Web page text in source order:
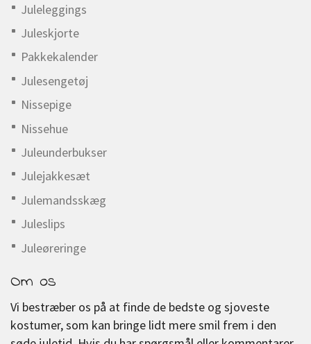
Juleleggings
Juleskjorte
Pakkekalender
Julesengetøj
Nissepige
Nissehue
Juleunderbukser
Julejakkesæt
Julemandsskæg
Juleslips
Juleøreringe
Om os
Vi bestræber os på at finde de bedste og sjoveste
kostumer, som kan bringe lidt mere smil frem i den